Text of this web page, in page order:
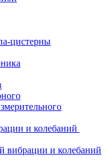
цистерны
и колебаний
вибрации и колебаний